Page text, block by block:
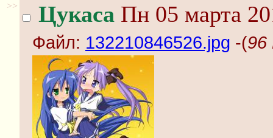
>> Цукаса Пн 05 марта
Файл: 132210846526.jpg -(96